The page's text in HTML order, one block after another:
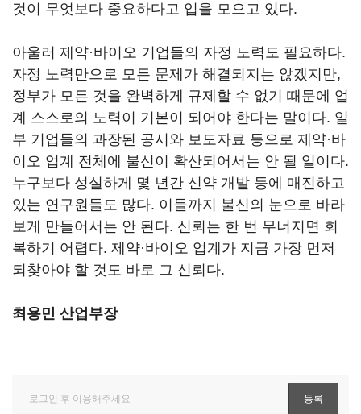
것이 무엇보다 중요하다고 입을 모으고 있다.
아울러 제약·바이오 기업들의 자정 노력도 필요하다.
자정 노력만으로 모든 문제가 해결되지는 않겠지만,
정부가 모든 것을 완벽하게 규제할 수 없기 때문에 업
계 스스로의 노력이 기본이 되어야 한다는 말이다. 일
부 기업들의 과장된 공시와 보도자료 등으로 제약·바
이오 업계 전체에 불신이 확산되어서는 안 될 일이다.
누구보다 성실하게 몇 년간 신약 개발 등에 매진하고
있는 연구원들도 많다. 이들까지 불신의 눈으로 바라
보게 만들어서는 안 된다. 신뢰는 한 번 무너지면 회
복하기 어렵다. 제약·바이오 업계가 지금 가장 먼저
되찾아야 할 것도 바로 그 신뢰다.
최용민 산업부장